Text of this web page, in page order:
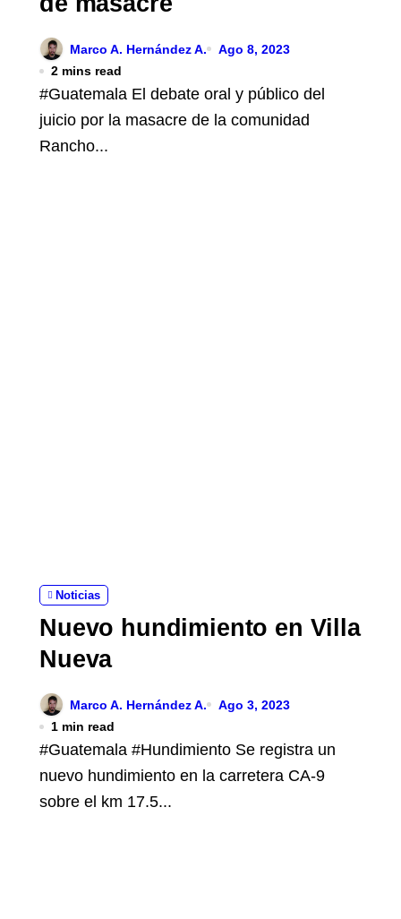
Marco A. Hernández A.
Ago 8, 2023
2 mins read
#Guatemala El debate oral y público del
juicio por la masacre de la comunidad
Rancho...
Noticias
Nuevo hundimiento en Villa
Nueva
Marco A. Hernández A.
Ago 3, 2023
1 min read
#Guatemala #Hundimiento Se registra un
nuevo hundimiento en la carretera CA-9
sobre el km 17.5...